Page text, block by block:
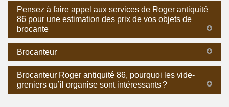
Pensez à faire appel aux services de Roger antiquité
86 pour une estimation des prix de vos objets de
brocante
Brocanteur
Brocanteur Roger antiquité 86, pourquoi les vide-
greniers qu’il organise sont intéressants ?